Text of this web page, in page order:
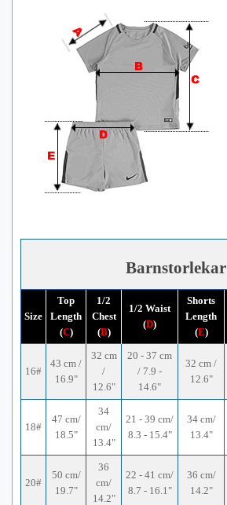
Barnstorlekar
Size
Top
Length
(C)
1/2
Chest
(B)
1/2 Waist
(D)
Shorts
Length
(E)
16#
43 cm /
16.9"
32 cm
/
12.6"
20 - 37 cm
/ 7.9 -
14.6"
32 cm /
12.6"
18#
47 cm/
18.5"
34
cm/
13.4"
21 - 39 cm/
8.3 - 15.4"
34 cm/
13.4"
20#
50 cm/
19.7"
36
cm/
14.2"
22 - 41 cm/
8.7 - 16.1"
36 cm/
14.2"